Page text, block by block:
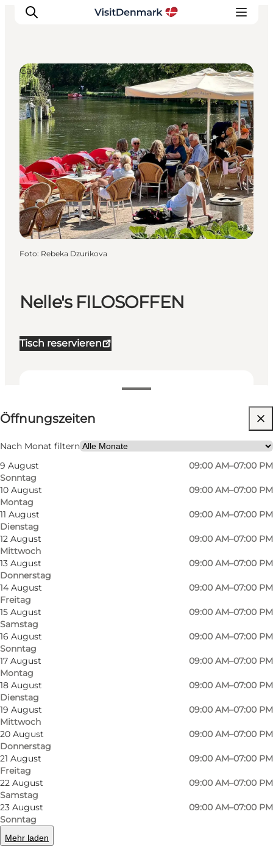
Inspiration
Regionen
Erlebnisse
Unterkünfte
Reiseplanung
Nelle's FILOSOFFEN
Tisch reservieren
Öffnungszeiten anzeigen
Öffnungszeiten
Nach Monat filtern
9 August
Sonntag
09:00 AM–07:00 PM
10 August
Montag
09:00 AM–07:00 PM
11 August
Dienstag
09:00 AM–07:00 PM
12 August
Mittwoch
09:00 AM–07:00 PM
13 August
Donnerstag
09:00 AM–07:00 PM
14 August
Freitag
09:00 AM–07:00 PM
15 August
Samstag
09:00 AM–07:00 PM
16 August
Sonntag
09:00 AM–07:00 PM
17 August
Montag
09:00 AM–07:00 PM
18 August
Dienstag
09:00 AM–07:00 PM
19 August
Mittwoch
09:00 AM–07:00 PM
20 August
Donnerstag
09:00 AM–07:00 PM
21 August
Freitag
09:00 AM–07:00 PM
22 August
Samstag
09:00 AM–07:00 PM
23 August
Sonntag
09:00 AM–07:00 PM
Mehr laden
Website besuchen
Mir selbst, Mein Partner, Freunde
Cafés
Foto: Rebeka Dzurikova
Foto:
©VisitOdense
Nelle's Filosoffen ist ein beliebtes Café im
Herzen von Odense. Das Café ist bekannt für